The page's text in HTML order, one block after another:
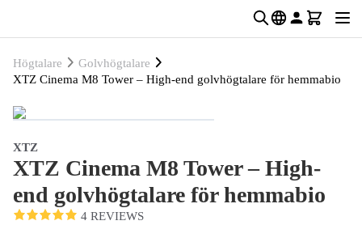
Högtalare
Golvhögtalare
XTZ Cinema M8 Tower – High-end golvhögtalare för hemmabio
XTZ
XTZ Cinema M8 Tower – High-
end golvhögtalare för hemmabio
4 REVIEWS